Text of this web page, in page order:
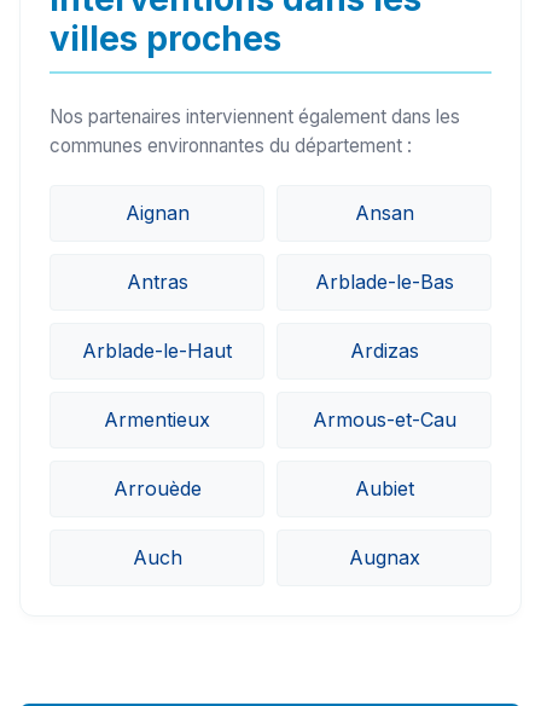
villes proches
Nos partenaires interviennent également dans les
communes environnantes du département :
Aignan Ansan
Antras Arblade-le-Bas
Arblade-le-Haut Ardizas
Armentieux Armous-et-Cau
Arrouède Aubiet
Auch Augnax